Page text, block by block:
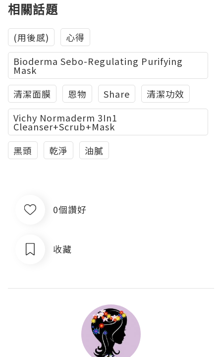
相關話題
(用後感)
心得
Bioderma Sebo-Regulating Purifying
Mask
清潔面膜
恩物 Share
清潔功效
Vichy Normaderm 3In1
Cleanser+Scrub+Mask
黑頭
乾淨 油膩
0個讚好
收藏